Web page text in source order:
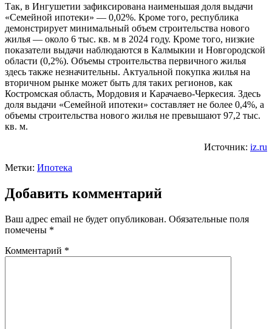
Так, в Ингушетии зафиксирована наименьшая доля выдачи
«Семейной ипотеки» — 0,02%. Кроме того, республика
демонстрирует минимальный объем строительства нового
жилья — около 6 тыс. кв. м в 2024 году. Кроме того, низкие
показатели выдачи наблюдаются в Калмыкии и Новгородской
области (0,2%). Объемы строительства первичного жилья
здесь также незначительны. Актуальной покупка жилья на
вторичном рынке может быть для таких регионов, как
Костромская область, Мордовия и Карачаево-Черкесия. Здесь
доля выдачи «Семейной ипотеки» составляет не более 0,4%, а
объемы строительства нового жилья не превышают 97,2 тыс.
кв. м.
Источник: iz.ru
Метки: Ипотека
Добавить комментарий
Ваш адрес email не будет опубликован. Обязательные поля
помечены *
Комментарий *